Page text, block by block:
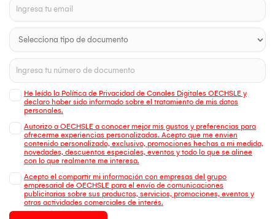
He leído la Política de Privacidad de Canales Digitales OECHSLE y
declaro haber sido informado sobre el tratamiento de mis datos
personales.
Autorizo a OECHSLE a conocer mejor mis gustos y preferencias para
ofrecerme experiencias personalizadas. Acepto que me envien
contenido personalizado, exclusivo, promociones hechas a mi medida,
novedades, descuentos especiales, eventos y todo lo que se alinee
con lo que realmente me interesa.
Acepto el compartir mi información con empresas del grupo
empresarial de OECHSLE para el envío de comunicaciones
publicitarias sobre sus productos, servicios, promociones, eventos y
otras actividades comerciales de interés.